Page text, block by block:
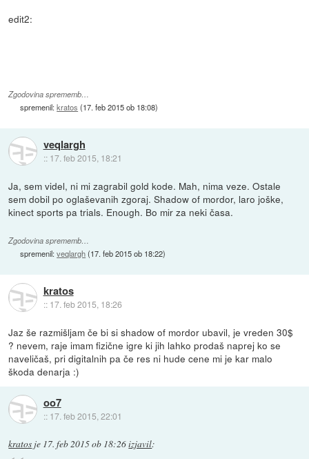
edit2:
Zgodovina sprememb…
spremenil:kratos (17. feb 2015 ob 18:08)
veqlargh
:: 17. feb 2015, 18:21
Ja, sem videl, ni mi zagrabil gold kode. Mah, nima veze. Ostale
sem dobil po oglaševanih zgoraj. Shadow of mordor, laro joške,
kinect sports pa trials. Enough. Bo mir za neki časa.
Zgodovina sprememb…
spremenil:veqlargh(17. feb 2015 ob 18:22)
kratos
:: 17. feb 2015, 18:26
Jaz še razmišljam če bi si shadow of mordor ubavil, je vreden 30$
? nevem, raje imam fizične igre ki jih lahko prodaš naprej ko se
naveličaš, pri digitalnih pa če res ni hude cene mi je kar malo
škoda denarja :)
oo7
:: 17. feb 2015, 22:01
kratos je 17. feb 2015 ob 18:26izjavil: